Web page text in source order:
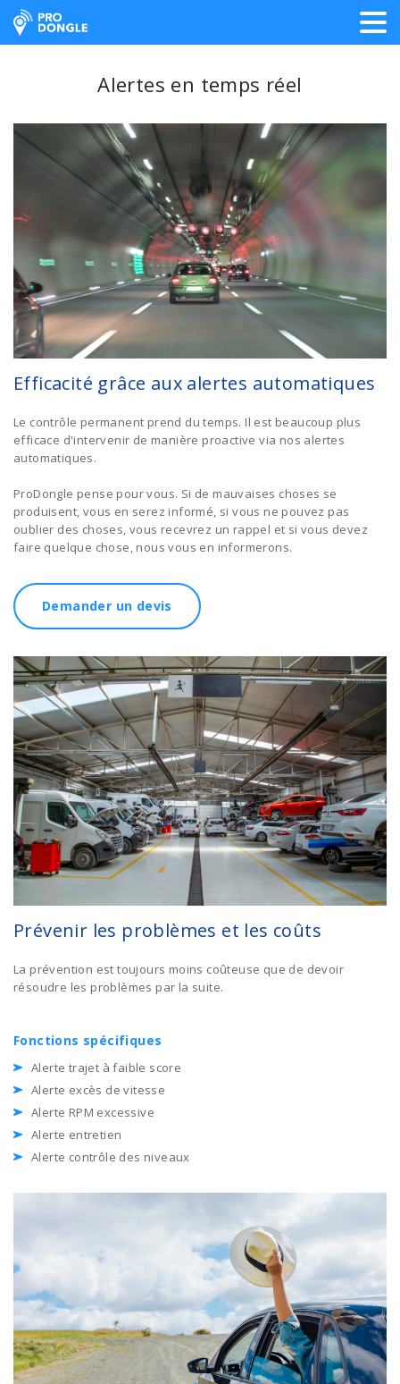
ProDongle Géolocalisation
Alertes en temps réel
Efficacité grâce aux alertes automatiques
Le contrôle permanent prend du temps. Il est beaucoup plus
efficace d'intervenir de manière proactive via nos alertes
automatiques.
ProDongle pense pour vous. Si de mauvaises choses se
produisent, vous en serez informé, si vous ne pouvez pas
oublier des choses, vous recevrez un rappel et si vous devez
faire quelque chose, nous vous en informerons.
Demander un devis
Prévenir les problèmes et les coûts
La prévention est toujours moins coûteuse que de devoir
résoudre les problèmes par la suite.
Fonctions spécifiques
Alerte trajet à faible score
Alerte excès de vitesse
Alerte RPM excessive
Alerte entretien
Alerte contrôle des niveaux